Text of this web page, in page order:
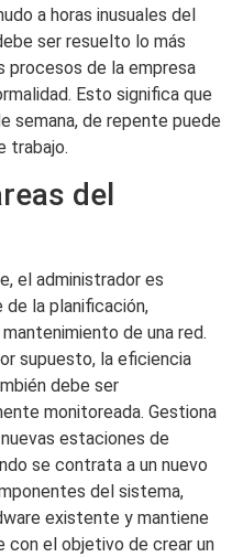
a horas inusuales del
ser resuelto lo más
procesos de la empresa
Esto significa que
semana, de repente puede
trabajo.
del
el administrador es
de la planificación,
de una red.
supuesto, la eficiencia
debe ser
monitoreada. Gestiona
estaciones de
se contrata a un nuevo
del sistema,
existente y mantiene
con el objetivo de crear un